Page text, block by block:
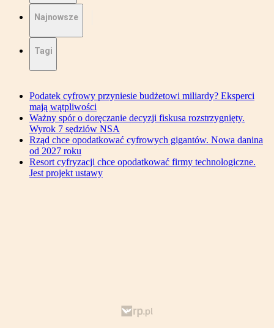
Najnowsze
Tagi
Podatek cyfrowy przyniesie budżetowi miliardy? Eksperci
mają wątpliwości
Ważny spór o doręczanie decyzji fiskusa rozstrzygnięty.
Wyrok 7 sędziów NSA
Rząd chce opodatkować cyfrowych gigantów. Nowa danina
od 2027 roku
Resort cyfryzacji chce opodatkować firmy technologiczne.
Jest projekt ustawy